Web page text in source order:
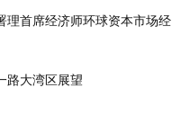
理首席经济师环球资本市场经
路大湾区展望